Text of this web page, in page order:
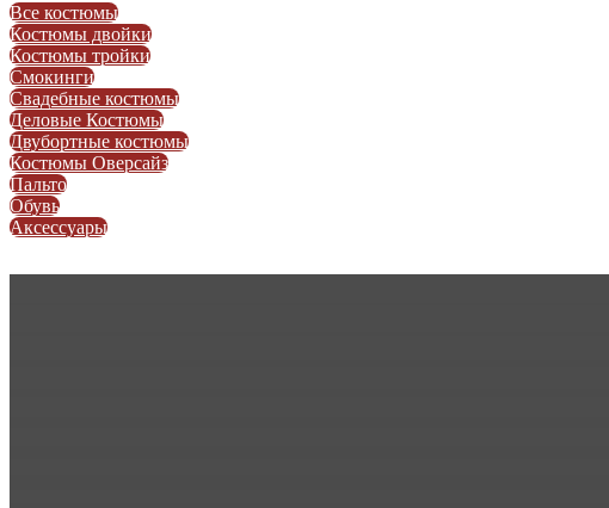
Все костюмы
Костюмы двойки
Костюмы тройки
Смокинги
Свадебные костюмы
Деловые Костюмы
Двубортные костюмы
Костюмы Оверсайз
Пальто
Обувь
Аксессуары